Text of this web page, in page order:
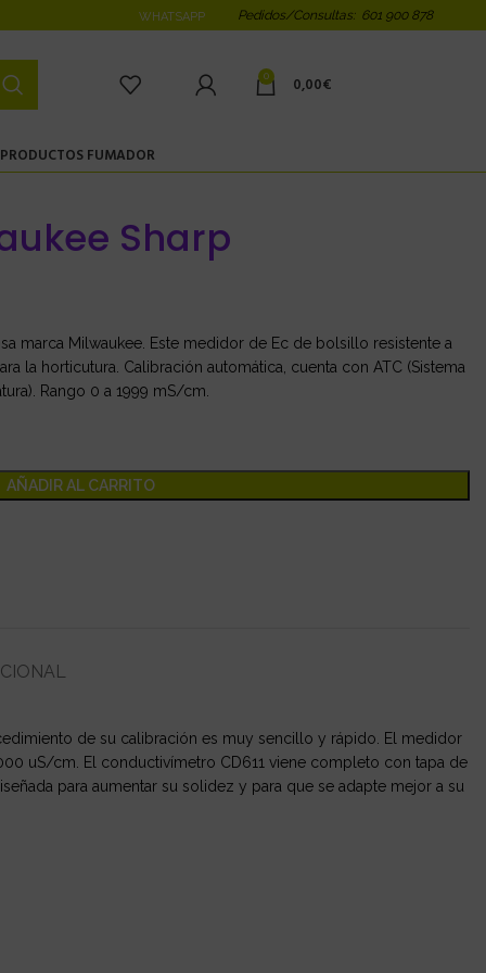
WHATSAPP Pedidos/Consultas: 601 900 878
0 0,00€
PRODUCTOS FUMADOR
Sharp
marca Milwaukee. Este medidor de Ec de bolsillo resistente a
la horticutura. Calibración automática, cuenta con ATC (Sistema
Rango 0 a 1999 mS/cm.
AÑADIR AL CARRITO
de su calibración es muy sencillo y rápido. El medidor
uS/cm. El conductivímetro CD611 viene completo con tapa de
para aumentar su solidez y para que se adapte mejor a su